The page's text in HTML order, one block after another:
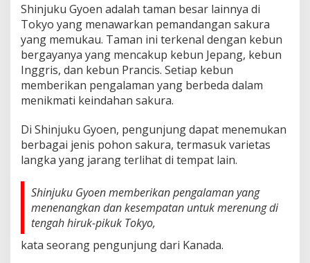
Shinjuku Gyoen adalah taman besar lainnya di
Tokyo yang menawarkan pemandangan sakura
yang memukau. Taman ini terkenal dengan kebun
bergayanya yang mencakup kebun Jepang, kebun
Inggris, dan kebun Prancis. Setiap kebun
memberikan pengalaman yang berbeda dalam
menikmati keindahan sakura.
Di Shinjuku Gyoen, pengunjung dapat menemukan
berbagai jenis pohon sakura, termasuk varietas
langka yang jarang terlihat di tempat lain.
Shinjuku Gyoen memberikan pengalaman yang
menenangkan dan kesempatan untuk merenung di
tengah hiruk-pikuk Tokyo,
kata seorang pengunjung dari Kanada.